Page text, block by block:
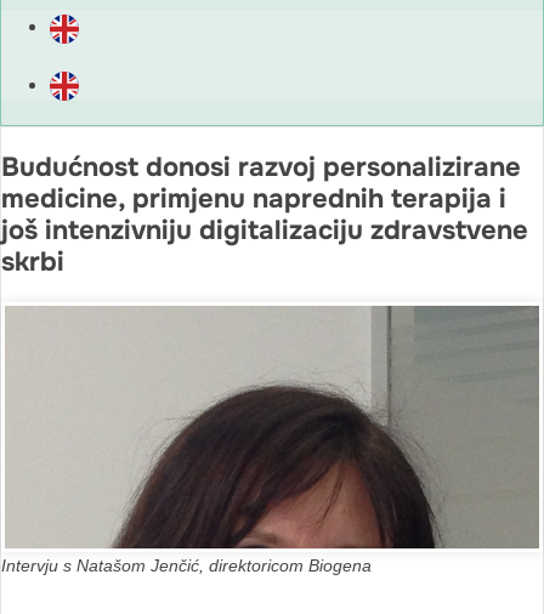
Budućnost donosi razvoj personalizirane
medicine, primjenu naprednih terapija i
još intenzivniju digitalizaciju zdravstvene
skrbi
Intervju s Natašom Jenčić, direktoricom Biogena